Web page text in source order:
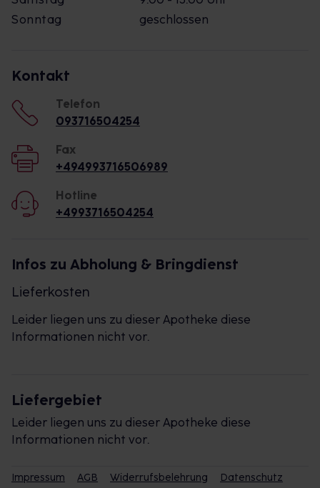
Sonntag
geschlossen
Kontakt
Telefon
093716504254
Fax
+494993716506989
Hotline
+4993716504254
Infos zu Abholung & Bringdienst
Lieferkosten
Leider liegen uns zu dieser Apotheke diese
Informationen nicht vor.
Liefergebiet
Leider liegen uns zu dieser Apotheke diese
Informationen nicht vor.
Impressum AGB Widerrufsbelehrung Datenschutz